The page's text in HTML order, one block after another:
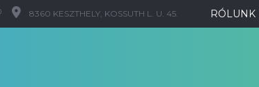
RÓLUNK
8360 KESZTHELY, KOSSUTH L. U. 45.